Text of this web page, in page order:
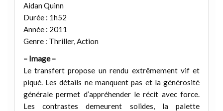
Aidan Quinn
Durée : 1h52
Année : 2011
Genre : Thriller, Action
– Image –
Le transfert propose un rendu extrêmement vif et
piqué. Les détails ne manquent pas et la générosité
générale permet d’appréhender le récit avec force.
Les contrastes demeurent solides, la palette